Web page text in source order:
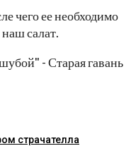
чего ее необходимо
салат.
страчателла